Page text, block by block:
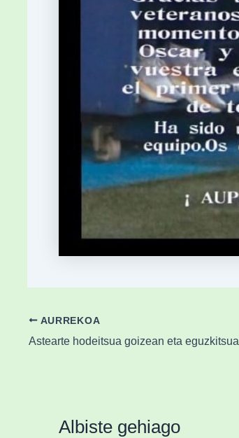
AURREKOA
Albiste gehiago